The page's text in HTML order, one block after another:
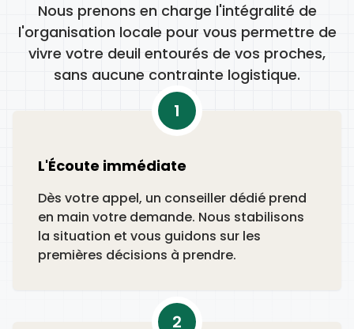
Nous prenons en charge l'intégralité de
l'organisation locale pour vous permettre de
vivre votre deuil entourés de vos proches,
sans aucune contrainte logistique.
1
L'Écoute immédiate
Dès votre appel, un conseiller dédié prend
en main votre demande. Nous stabilisons
la situation et vous guidons sur les
premières décisions à prendre.
2